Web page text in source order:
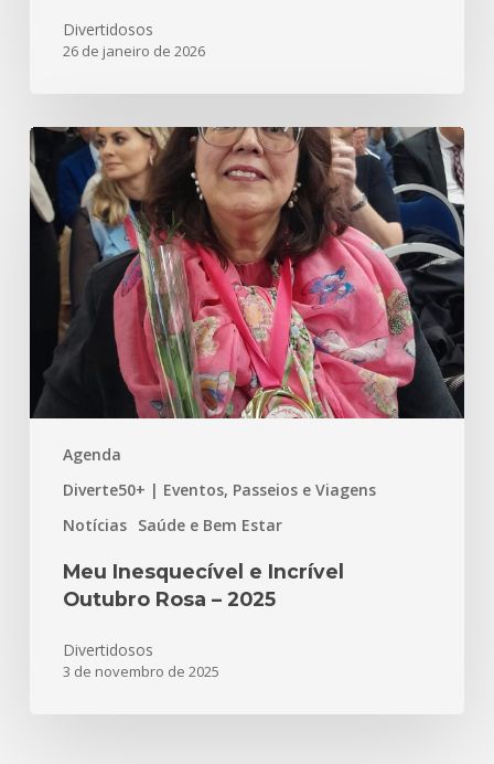
Divertidosos
26 de janeiro de 2026
Agenda
Diverte50+ | Eventos, Passeios e Viagens
Notícias Saúde e Bem Estar
Meu
Inesquecível
e
Incrível
Outubro
2025
Meu Inesquecível e Incrível
Outubro Rosa – 2025
Divertidosos
3 de novembro de 2025